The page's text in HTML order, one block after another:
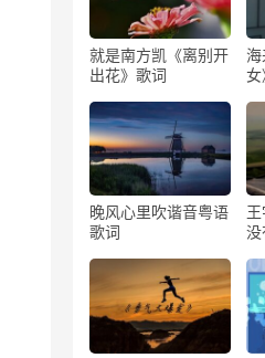
就是南方凯《离别开
出花》歌词
女
晚风心里吹谐音粤语
歌词
没